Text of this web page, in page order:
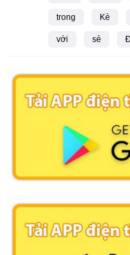
trong Kè
với sẻ